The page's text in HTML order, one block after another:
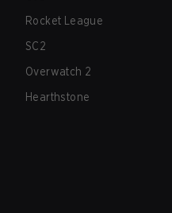
Rocket League
SC2
Overwatch 2
Hearthstone